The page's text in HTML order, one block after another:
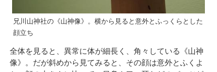
兄川山神社の《山神像》。横から見ると意外とふっくらとした
顔立ち
全体を見ると、異常に体が細長く、角々している《山神
像》。だが斜めから見てみると、その顔は意外とふくよ